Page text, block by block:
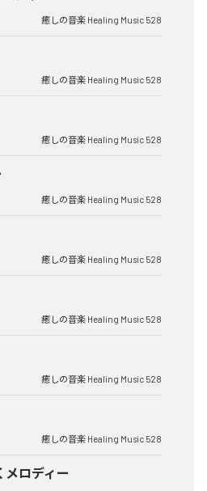
癒しの音楽 Healing Music 528
癒しの音楽 Healing Music 528
癒しの音楽 Healing Music 528
癒しの音楽 Healing Music 528
癒しの音楽 Healing Music 528
癒しの音楽 Healing Music 528
癒しの音楽 Healing Music 528
癒しの音楽 Healing Music 528
メロディー